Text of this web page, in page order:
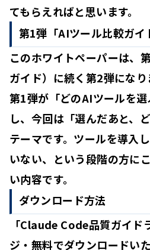
てもらえればと思います。
第1弾「AIツール比較ガ
このホワイトペーパーは、
ガイド）に続く第2弾になり
第1弾が「どのAIツールを
し、今回は「選んだあと、
テーマです。ツールを導入
いない、という段階の方に
い内容です。
ダウンロード方法
「Claude Code品質ガイド
ジ・無料でダウンロードいた